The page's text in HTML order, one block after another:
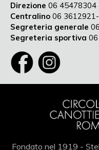
Direzione 06 45478304
Centralino 06
Segreteria generale
Segreteria sportiva
Fondato nel 1919 -